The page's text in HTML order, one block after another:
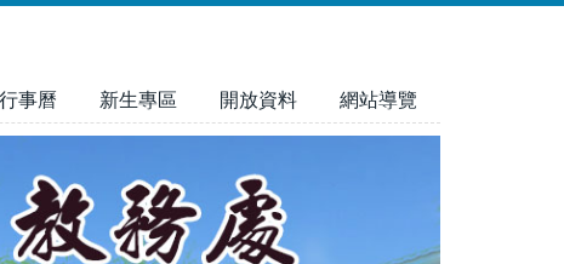
事曆 新生專區 開放資料 網站導覽